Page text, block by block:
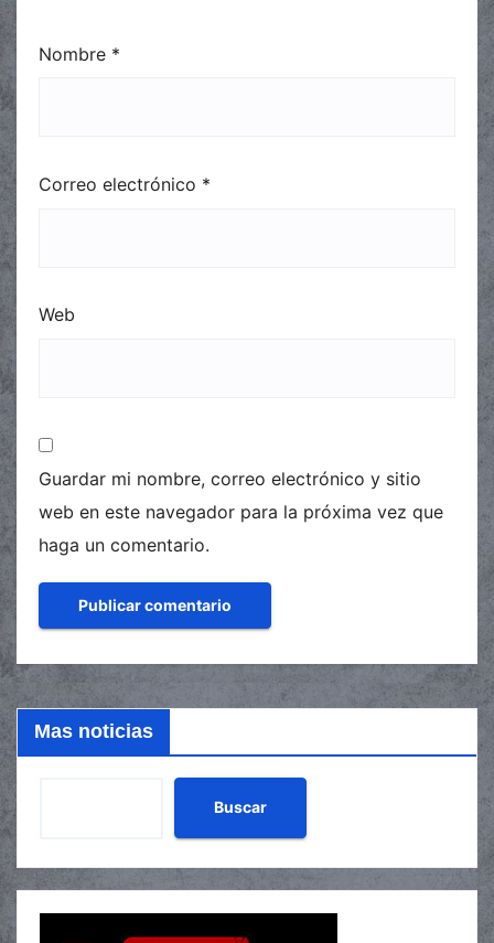
Nombre *
Correo electrónico *
Web
Guardar mi nombre, correo electrónico y sitio
web en este navegador para la próxima vez que
haga un comentario.
Mas noticias
Buscar